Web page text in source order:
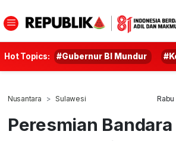
Hot Topics: #Gubernur BI Mundur
Nusantara Sulawesi Rabu
Peresmian